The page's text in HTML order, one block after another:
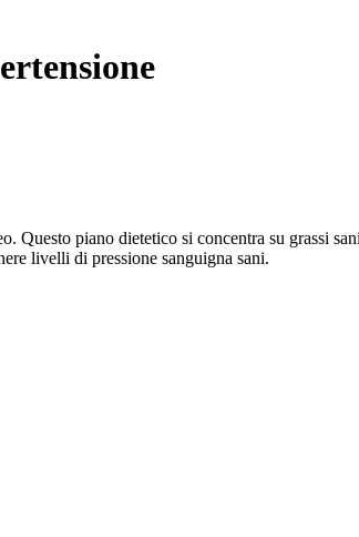
Questo piano dietetico si concentra su grassi
livelli di pressione sanguigna sani.